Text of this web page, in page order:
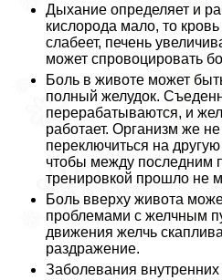
Дыхание определяет и
кислорода мало, то
слабеет, печень
может спровоцировать
Боль в животе может
полный желудок.
переpaбатываются, и
работает. Организм же
переключиться на
чтобы между последним
тренировкой прошло не
Боль вверху живота
проблемами с желчным
движения желчь
раздражение.
Заболевания